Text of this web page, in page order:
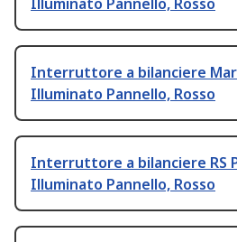
Illuminato Pannello, Rosso
Interruttore a bilanciere
Illuminato Pannello, Rosso
Interruttore a bilanciere RS
Illuminato Pannello, Rosso